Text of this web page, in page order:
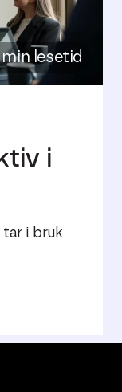
lesetid
i
tar i bruk